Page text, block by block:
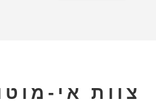
צוות אי-